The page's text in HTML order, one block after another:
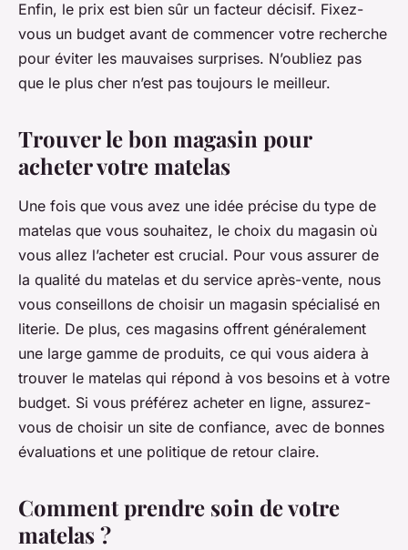
Enfin, le prix est bien sûr un facteur décisif. Fixez-
vous un budget avant de commencer votre recherche
pour éviter les mauvaises surprises. N’oubliez pas
que le plus cher n’est pas toujours le meilleur.
Trouver le bon magasin pour
acheter votre matelas
Une fois que vous avez une idée précise du type de
matelas que vous souhaitez, le choix du magasin où
vous allez l’acheter est crucial. Pour vous assurer de
la qualité du matelas et du service après-vente, nous
vous conseillons de choisir un magasin spécialisé en
literie. De plus, ces magasins offrent généralement
une large gamme de produits, ce qui vous aidera à
trouver le matelas qui répond à vos besoins et à votre
budget. Si vous préférez acheter en ligne, assurez-
vous de choisir un site de confiance, avec de bonnes
évaluations et une politique de retour claire.
Comment prendre soin de votre
matelas ?